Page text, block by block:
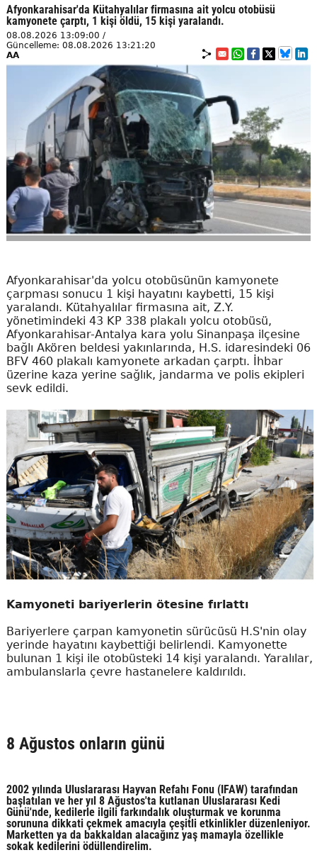
Afyonkarahisar'da Kütahyalılar firmasına ait yolcu otobüsü
kamyonete çarptı, 1 kişi öldü, 15 kişi yaralandı.
08.08.2026 13:09:00 /
Güncelleme: 08.08.2026 13:21:20
AA
Afyonkarahisar'da yolcu otobüsünün kamyonete
çarpması sonucu 1 kişi hayatını kaybetti, 15 kişi
yaralandı. Kütahyalılar firmasına ait, Z.Y.
yönetimindeki 43 KP 338 plakalı yolcu otobüsü,
Afyonkarahisar-Antalya kara yolu Sinanpaşa ilçesine
bağlı Akören beldesi yakınlarında, H.S. idaresindeki 06
BFV 460 plakalı kamyonete arkadan çarptı. İhbar
üzerine kaza yerine sağlık, jandarma ve polis ekipleri
sevk edildi.
Kamyoneti bariyerlerin ötesine fırlattı
Bariyerlere çarpan kamyonetin sürücüsü H.S'nin olay
yerinde hayatını kaybettiği belirlendi. Kamyonette
bulunan 1 kişi ile otobüsteki 14 kişi yaralandı. Yaralılar,
ambulanslarla çevre hastanelere kaldırıldı.
8 Ağustos onların günü
2002 yılında Uluslararası Hayvan Refahı Fonu (IFAW) tarafından
başlatılan ve her yıl 8 Ağustos'ta kutlanan Uluslararası Kedi
Günü'nde, kedilerle ilgili farkındalık oluşturmak ve korunma
sorununa dikkati çekmek amacıyla çeşitli etkinlikler düzenleniyor.
Marketten ya da bakkaldan alacağınz yaş mamayla özellikle
sokak kedilerini ödüllendirelim.